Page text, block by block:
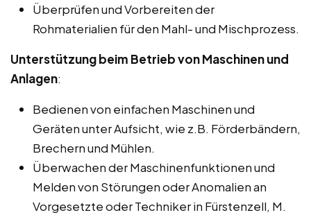
Überprüfen und Vorbereiten der
Rohmaterialien für den Mahl- und Mischprozess.
Unterstützung beim Betrieb von Maschinen und
Anlagen:
Bedienen von einfachen Maschinen und
Geräten unter Aufsicht, wie z.B. Förderbändern,
Brechern und Mühlen.
Überwachen der Maschinenfunktionen und
Melden von Störungen oder Anomalien an
Vorgesetzte oder Techniker in Fürstenzell, M.